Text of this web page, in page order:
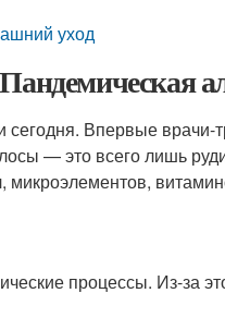
уход
Впервые врачи-
— это всего лишь
микроэлементов,
процессы. Из-за